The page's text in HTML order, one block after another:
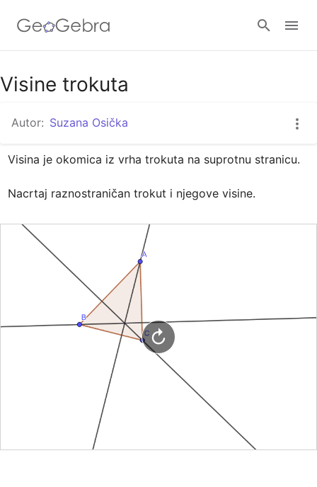
Google Classroom
GeoGebra Razred
Visine trokuta
Autor: Suzana Osička
Visina je okomica iz vrha trokuta na suprotnu stranicu.
Nacrtaj raznostraničan trokut i njegove visine.